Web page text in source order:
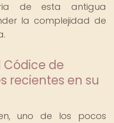
de esta antigua
la complejidad de
de
recientes en su
uno de los pocos